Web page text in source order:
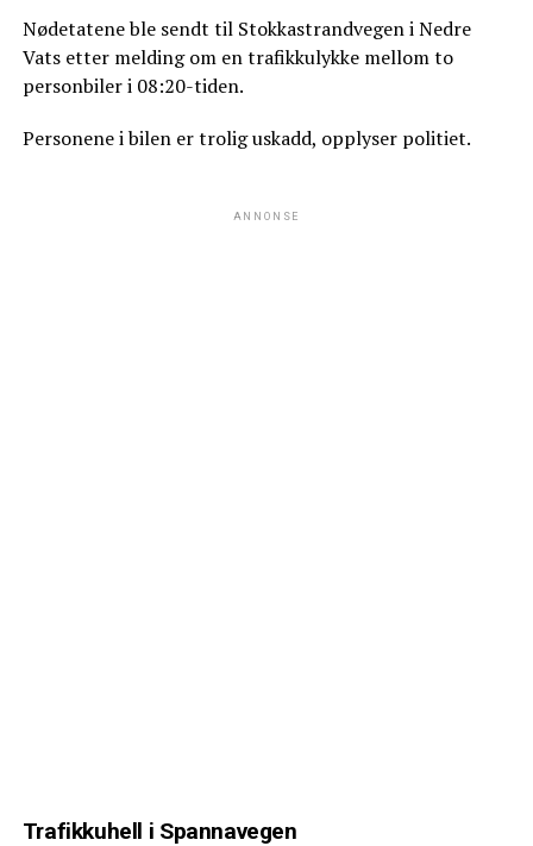
Nødetatene ble sendt til Stokkastrandvegen i Nedre
Vats etter melding om en trafikkulykke mellom to
personbiler i 08:20-tiden.
Personene i bilen er trolig uskadd, opplyser politiet.
ANNONSE
Trafikkuhell i Spannavegen